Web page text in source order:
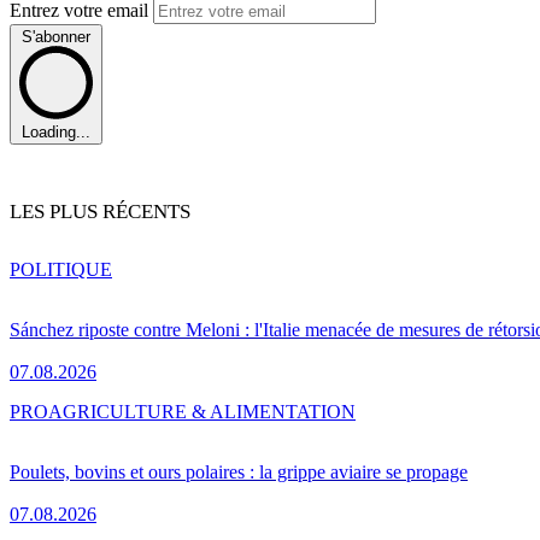
Entrez votre email
S'abonner
Loading...
LES PLUS RÉCENTS
Sánchez riposte contre Meloni : l'Italie menacée de mesures de
07.08.2026
POLITIQUE
Poulets, bovins et ours polaires : la grippe aviaire se propage
07.08.2026
PROAGRICULTURE & ALIMENTATION